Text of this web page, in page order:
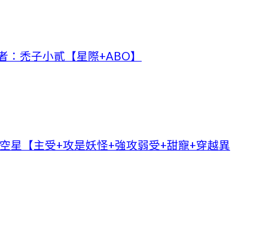
：禿子小貳【星際+ABO】
星【主受+攻是妖怪+強攻弱受+甜寵+穿越異